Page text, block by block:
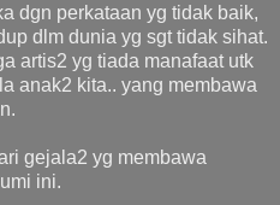
dgn perkataan yg tidak baik,
dlm dunia yg sgt tidak sihat.
artis2 yg tiada manafaat utk
anak2 kita.. yang membawa
gejala2 yg membawa
ini.